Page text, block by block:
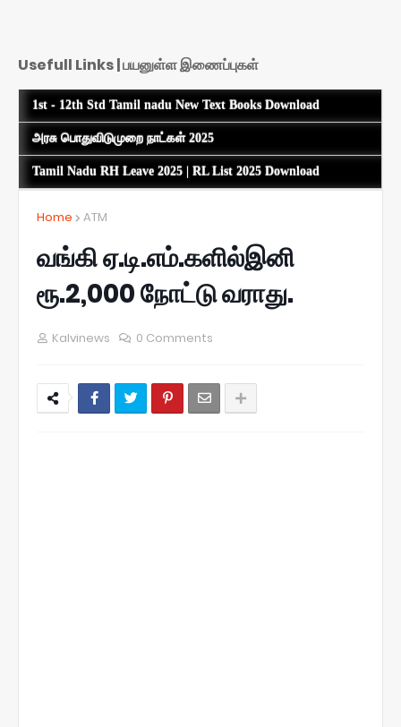
Usefull Links | பயனுள்ள இணைப்புகள்
1st - 12th Std Tamil nadu New Text Books Download
அரசு பொதுவிடுமுறை நாட்கள் 2025
Tamil Nadu RH Leave 2025 | RL List 2025 Download
Home ATM
வங்கி ஏ.டி.எம்.களில்இனி
ரூ.2,000 நோட்டு வராது.
Kalvinews 0 Comments